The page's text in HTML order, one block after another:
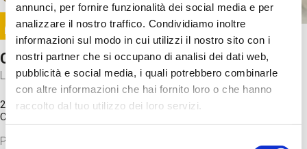
annunci, per fornire funzionalità dei social media e per
analizzare il nostro traffico. Condividiamo inoltre
informazioni sul modo in cui utilizzi il nostro sito con i
nostri partner che si occupano di analisi dei dati web,
pubblicità e social media, i quali potrebbero combinarle
con altre informazioni che hai fornito loro o che hanno
raccolto dal tuo utilizzo dei loro servizi.
Selezione
Image
SUNDAY@STEP
Come funziona il cervello?
Laboratorio
20 Set 2026 / 11:15 - 13:00
Costo
Proveremo a costruire un cervello in cartoncino cercando di